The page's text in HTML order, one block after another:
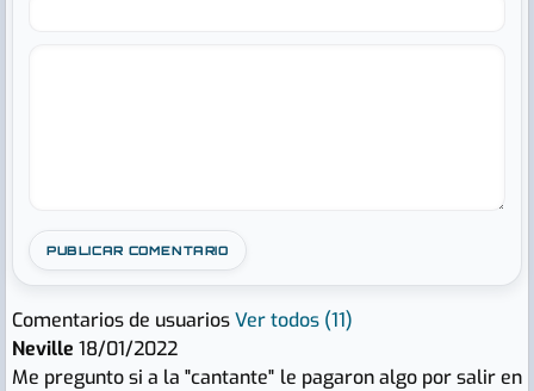
Comentarios de usuariosVer todos (11)
Neville 18/01/2022
Me pregunto si a la "cantante" le pagaron algo por salir en